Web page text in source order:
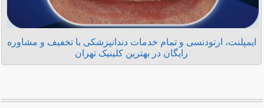
ایمپلنت، ارتودنسی و تمام خدمات دندانپزشکی با تخفیف و مشاوره
رایگان در بهترین کلینیک تهران